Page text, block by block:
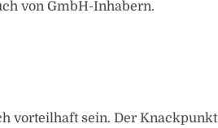
von GmbH-Inhabern.
vorteilhaft sein. Der Knackpunkt